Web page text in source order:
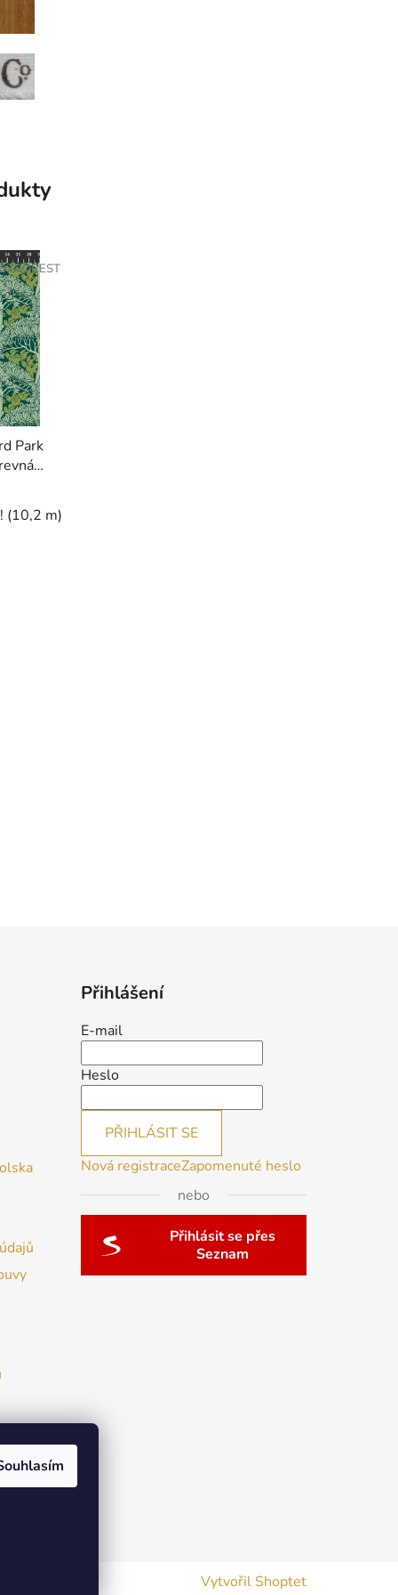
Park
(10,2 m)
Přihlášení
E-mail
Heslo
PŘIHLÁSIT SE
Nová registraceZapomenuté heslo
nebo
Přihlásit se přes
Seznam
Vytvořil Shoptet